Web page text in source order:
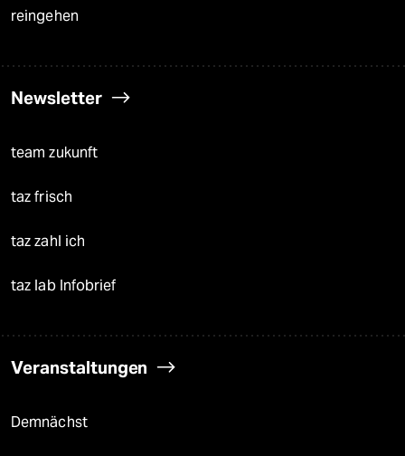
reingehen
Newsletter
team zukunft
taz frisch
taz zahl ich
taz lab Infobrief
Veranstaltungen
Demnächst